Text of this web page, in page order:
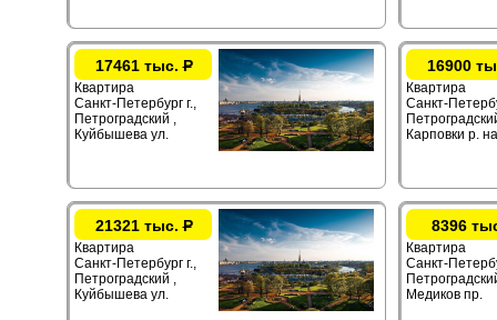
17461 тыс.Р
Квартира
Санкт-Петербург г.,
Петроградский ,
Куйбышева ул.
16900
Квартира
Санкт-
Карповки р.
21321 тыс.Р
Квартира
Санкт-Петербург г.,
Петроградский ,
Куйбышева ул.
8396
Квартира
Санкт-
Медиков пр.